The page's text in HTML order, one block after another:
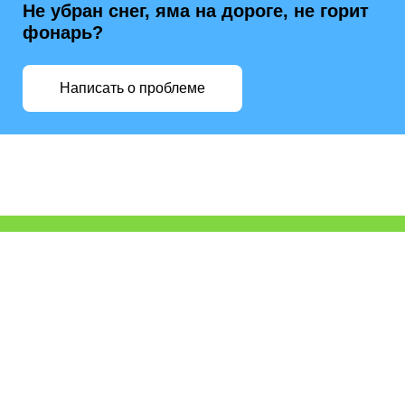
Не убран снег, яма на дороге, не горит
фонарь?
Написать о проблеме